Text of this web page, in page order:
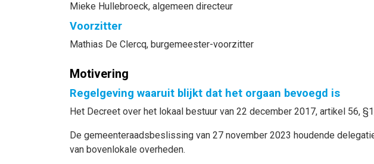
Mieke Hullebroeck, algemeen directeur
Voorzitter
Mathias De Clercq, burgemeester-voorzitter
Motivering
Regelgeving waaruit blijkt dat het orgaan bevoegd is
Het Decreet over het lokaal bestuur van 22 december 2017, artikel 56,
De gemeenteraadsbeslissing van 27 november 2023 houdende
van bovenlokale overheden.